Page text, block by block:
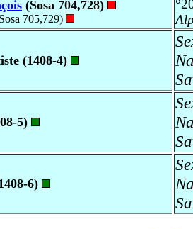
(Sosa 704,728)
705,729)
(1408-4)
5)
6)